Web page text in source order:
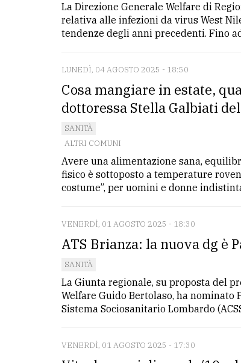
La Direzione Generale Welfare di
relativa alle infezioni da virus West
tendenze degli anni precedenti. Fino
LUNEDÌ, 04 AGOSTO 2025 - 18:50
Cosa mangiare in estate,
dottoressa Stella Galbiati
SANITÀ
ALTRI COMUNI
Avere una alimentazione sana,
fisico è sottoposto a temperature
costume”, per uomini e donne
VENERDÌ, 01 AGOSTO 2025 - 18:30
ATS Brianza: la nuova dg è
SANITÀ
La Giunta regionale, su proposta del
Welfare Guido Bertolaso, ha
Sistema Sociosanitario Lombardo
VENERDÌ, 01 AGOSTO 2025 - 17:30